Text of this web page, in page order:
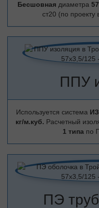
Бесшовная диаметра
ст20 (по проекту
ППУ
Используется система
кг/м.куб. Расчетный
1 типа по
ПЭ